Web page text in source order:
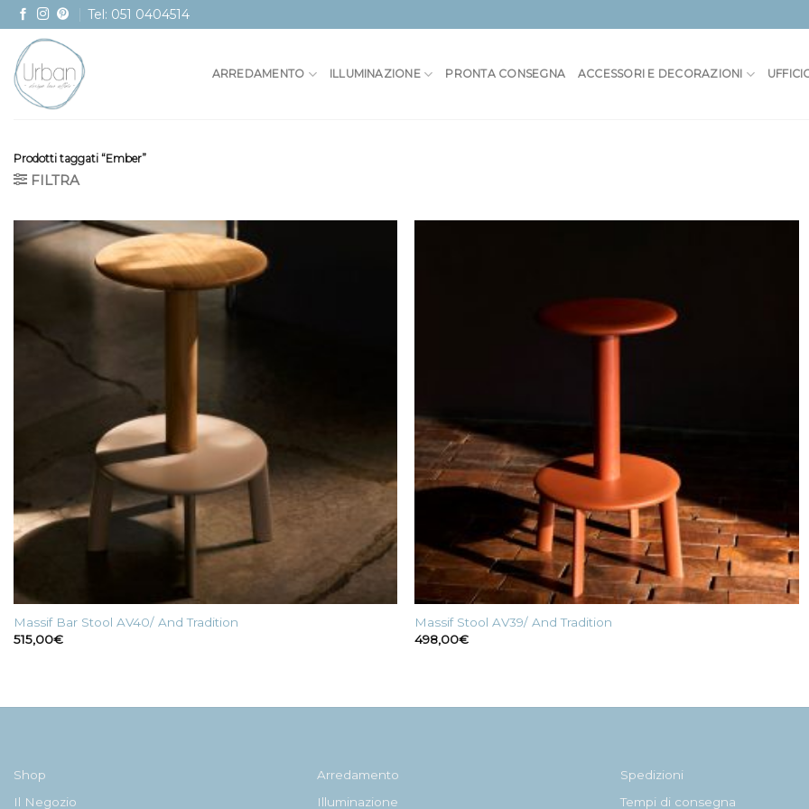
Skip
to
content
Tel: 051 0404514
ARREDAMENTO ILLUMINAZIONE PRONTA CONSEGNA ACCESSORI E DECORAZIONI
Prodotti taggati “Ember”
FILTRA
Massif Bar Stool AV40/ And Tradition
515,00€
Massif Stool AV39/ And Tradition
498,00€
Shop
Il Negozio
Arredamento
Illuminazione
Spedizioni
Tempi di consegna